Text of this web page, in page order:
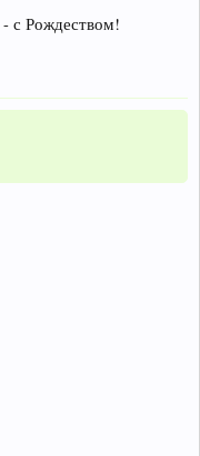
с Рождеством!